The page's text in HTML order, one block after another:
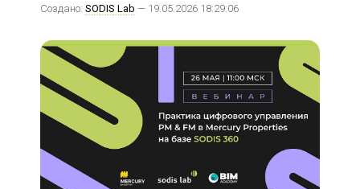
Создано: SODIS Lab — 19.05.2026 18:29:06